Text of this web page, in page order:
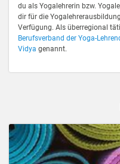
du als Yogalehrerin bzw.
dir für die
Verfügung. Als überregional
Berufsverband der Yoga-
Vidya genannt.